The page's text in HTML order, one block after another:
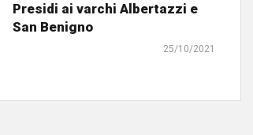
Presidi ai varchi Albertazzi e
San Benigno
25/10/2021